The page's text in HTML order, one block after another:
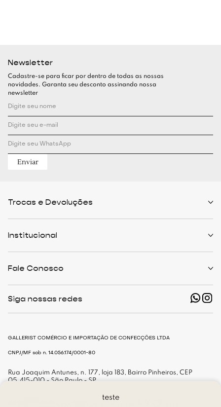
teste
Newsletter
Cadastre-se para ficar por dentro de todas as nossas
novidades. Garanta seu desconto assinando nossa
newsletter
Enviar
Trocas e Devoluções
Formas de Pagamento
Cashback
Institucional
The Outlist
Nossas Lojas
Trabalhe Conosco
Fale Conosco
shop@gallerist.com.br
Siga nossas redes
GALLERIST COMÉRCIO E IMPORTAÇÃO DE CONFECÇÕES LTDA
CNPJ/MF sob n. 14.056.174/0001-80
Rua Joaquim Antunes, n. 177, loja 183, Bairro Pinheiros, CEP
05.415-010 - São Paulo - SP